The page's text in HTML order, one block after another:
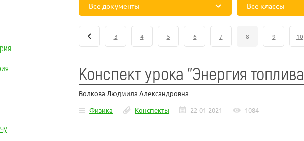
Все документы Все классы
3 4 5 6 7 8 9 10
Конспект урока "Энергия топлива
Волкова Людмила Александровна
Физика
Конспекты 22-01-2021 1084